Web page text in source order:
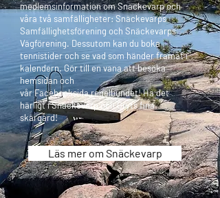
Läs mer om Snäckevarp
medlemsinformation om Snäckevarp och
våra två samfälligheter: Snäckevarps
Samfällighetsförening och Snäckevarps
Vägförening. Dessutom kan du boka
tennistider och se vad som händer framåt i
kalendern. Gör till en vana att besöka
hemsidan och
vårFacebooksidaregelbundet! Ha det
härligt i Snäckevarp och Gryts fina
skärgård!